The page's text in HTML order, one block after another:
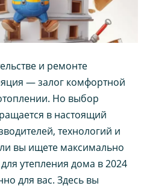
и ремонте
— залог комфортной
Но выбор
в настоящий
технологий и
вы ищете максимально
утепления дома в 2024
для вас. Здесь вы